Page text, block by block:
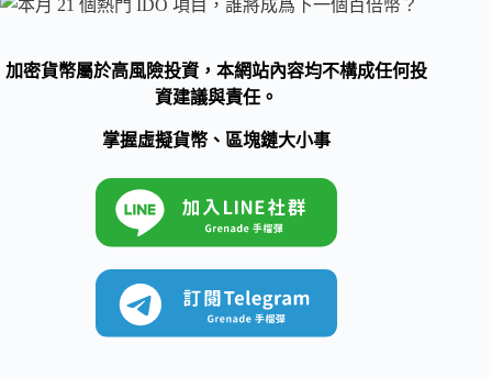
加密貨幣屬於高風險投資，本網站內容均不構成任何投
資建議與責任。
掌握虛擬貨幣、區塊鏈大小事